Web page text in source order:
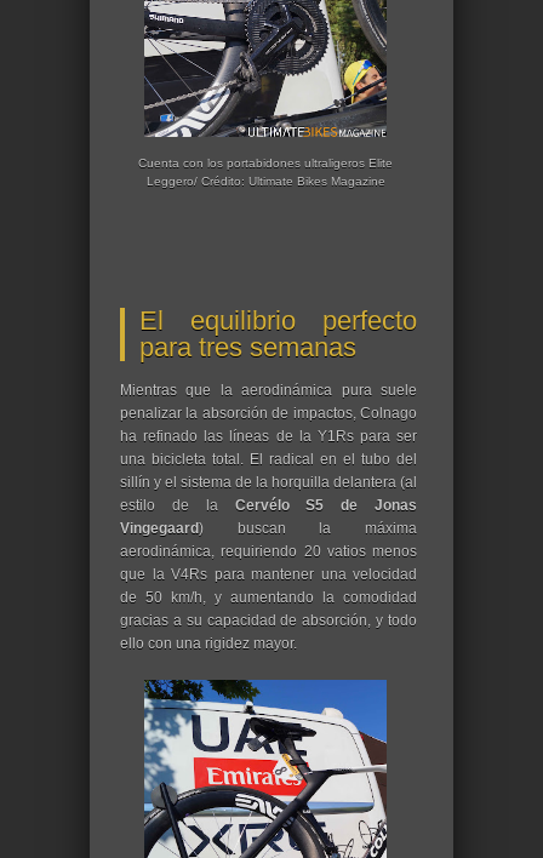
Cuenta con los portabidones ultraligeros Elite
Leggero/ Crédito: Ultimate Bikes Magazine
El equilibrio perfecto
para tres semanas
Mientras que la aerodinámica pura suele
penalizar la absorción de impactos, Colnago
ha refinado las líneas de la Y1Rs para ser
una bicicleta total. El radical en el tubo del
sillín y el sistema de la horquilla delantera (al
estilo de la Cervélo S5 de Jonas
Vingegaard) buscan la máxima
aerodinámica,requiriendo 20 vatios menos
que la V4Rs para mantener una velocidad
de 50 km/h, y aumentando la comodidad
gracias a su capacidad de absorción, y todo
ello con una rigidez mayor.